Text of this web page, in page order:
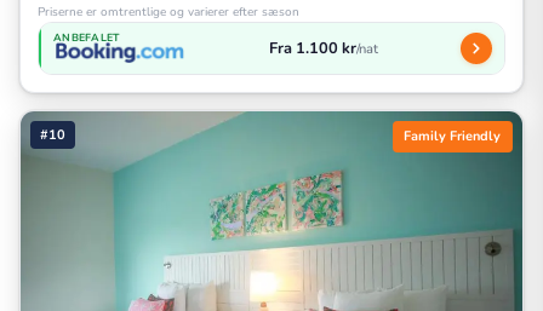
Priserne er omtrentlige og varierer efter sæson
ANBEFALET Fra 1.100 kr/nat
#10 Family Friendly